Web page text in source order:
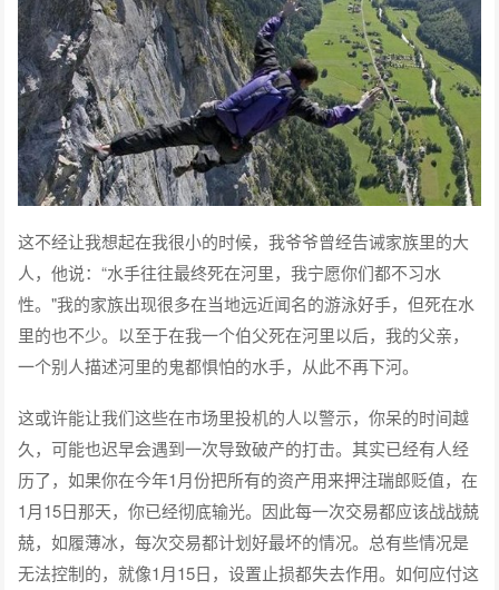
这不经让我想起在我很小的时候，我爷爷曾经告诫家族里的大
人，他说：“水手往往最终死在河里，我宁愿你们都不习水
性。"我的家族出现很多在当地远近闻名的游泳好手，但死在水
里的也不少。以至于在我一个伯父死在河里以后，我的父亲，
一个别人描述河里的鬼都惧怕的水手，从此不再下河。
这或许能让我们这些在市场里投机的人以警示，你呆的时间越
久，可能也迟早会遇到一次导致破产的打击。其实已经有人经
历了，如果你在今年1月份把所有的资产用来押注瑞郎贬值，在
1月15日那天，你已经彻底输光。因此每一次交易都应该战战兢
兢，如履薄冰，每次交易都计划好最坏的情况。总有些情况是
无法控制的，就像1月15日，设置止损都失去作用。如何应付这